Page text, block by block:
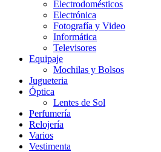
Electrodomésticos
Electrónica
Fotografía y Video
Informática
Televisores
Equipaje
Mochilas y Bolsos
Jugueteria
Óptica
Lentes de Sol
Perfumería
Relojería
Varios
Vestimenta